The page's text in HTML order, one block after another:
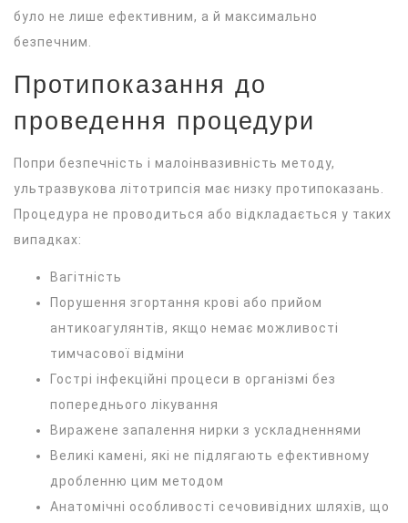
було не лише ефективним, а й максимально
безпечним.
Протипоказання до
проведення процедури
Попри безпечність і малоінвазивність методу,
ультразвукова літотрипсія має низку протипоказань.
Процедура не проводиться або відкладається у таких
випадках:
Вагітність
Порушення згортання крові або прийом
антикоагулянтів, якщо немає можливості
тимчасової відміни
Гострі інфекційні процеси в організмі без
попереднього лікування
Виражене запалення нирки з ускладненнями
Великі камені, які не підлягають ефективному
дробленню цим методом
Анатомічні особливості сечовивідних шляхів, що